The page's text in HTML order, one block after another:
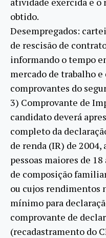
obtido.
Desempregados:
de rescisão de
informando o tempo
mercado de trabalho
comprovantes do
3) Comprovante de
candidato deverá
completo da
de renda (IR) de 2004,
pessoas maiores de
de composição
ou cujos rendimentos
mínimo para
comprovante de
(recadastramento do